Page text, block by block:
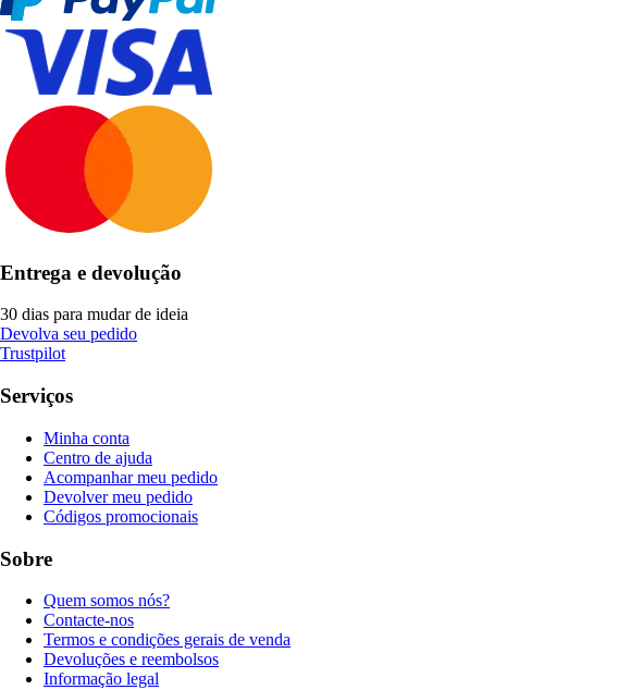
Entrega e devolução
30 dias para mudar de ideia
Devolva seu pedido
Trustpilot
Serviços
Minha conta
Centro de ajuda
Acompanhar meu pedido
Devolver meu pedido
Códigos promocionais
Sobre
Quem somos nós?
Contacte-nos
Termos e condições gerais de venda
Devoluções e reembolsos
Informação legal